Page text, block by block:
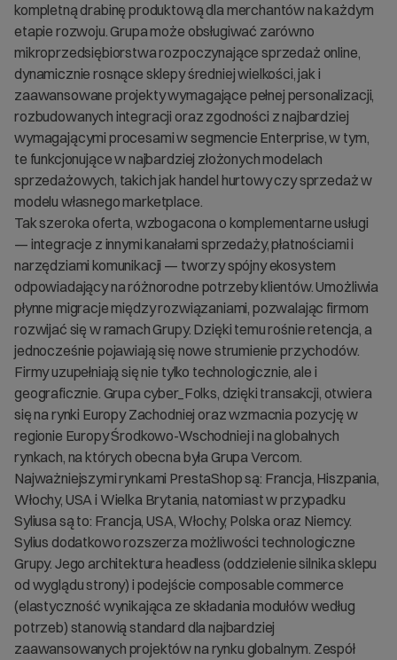
kompletną drabinę produktową dla merchantów na każdym
etapie rozwoju. Grupa może obsługiwać zarówno
mikroprzedsiębiorstwa rozpoczynające sprzedaż online,
dynamicznie rosnące sklepy średniej wielkości, jak i
zaawansowane projekty wymagające pełnej personalizacji,
rozbudowanych integracji oraz zgodności z najbardziej
wymagającymi procesami w segmencie Enterprise, w tym,
te funkcjonujące w najbardziej złożonych modelach
sprzedażowych, takich jak handel hurtowy czy sprzedaż w
modelu własnego marketplace.
Tak szeroka oferta, wzbogacona o komplementarne usługi
— integracje z innymi kanałami sprzedaży, płatnościami i
narzędziami komunikacji — tworzy spójny ekosystem
odpowiadający na różnorodne potrzeby klientów. Umożliwia
płynne migracje między rozwiązaniami, pozwalając firmom
rozwijać się w ramach Grupy. Dzięki temu rośnie retencja, a
jednocześnie pojawiają się nowe strumienie przychodów.
Firmy uzupełniają się nie tylko technologicznie, ale i
geograficznie. Grupa cyber_Folks, dzięki transakcji, otwiera
się na rynki Europy Zachodniej oraz wzmacnia pozycję w
regionie Europy Środkowo-Wschodniej i na globalnych
rynkach, na których obecna była Grupa Vercom.
Najważniejszymi rynkami PrestaShop są: Francja, Hiszpania,
Włochy, USA i Wielka Brytania, natomiast w przypadku
Syliusa są to: Francja, USA, Włochy, Polska oraz Niemcy.
Sylius dodatkowo rozszerza możliwości technologiczne
Grupy. Jego architektura headless (oddzielenie silnika sklepu
od wyglądu strony) i podejście composable commerce
(elastyczność wynikająca ze składania modułów według
potrzeb) stanowią standard dla najbardziej
zaawansowanych projektów na rynku globalnym. Zespół